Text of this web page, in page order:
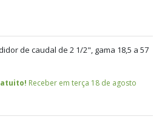
de caudal de 2 1/2", gama 18,5 a 57
Receber em terça 18 de agosto